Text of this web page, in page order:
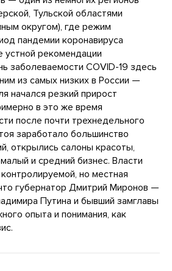
Тульской областями
округом), где режим
пандемии коронавируса
устной рекомендации
заболеваемости COVID-19 здесь
из самых низких в России —
начался резкий прирост
в это же время
после почти трехнедельного
заработало большинство
открылись салоны красоты,
и средний бизнес. Власти
но местная
губернатор Дмитрий Миронов —
Путина и бывший замглавы
опыта и понимания, как